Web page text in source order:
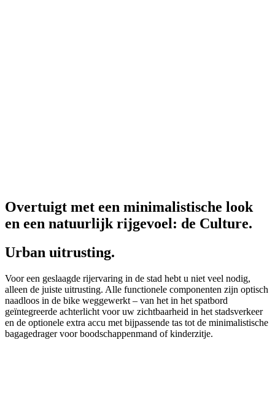
Overtuigt met een minimalistische look
en een natuurlijk rijgevoel: de Culture.
Urban uitrusting.
Voor een geslaagde rijervaring in de stad hebt u niet veel nodig,
alleen de juiste uitrusting. Alle functionele componenten zijn optisch
naadloos in de bike weggewerkt – van het in het spatbord
geïntegreerde achterlicht voor uw zichtbaarheid in het stadsverkeer
en de optionele extra accu met bijpassende tas tot de minimalistische
bagagedrager voor boodschappenmand of kinderzitje.